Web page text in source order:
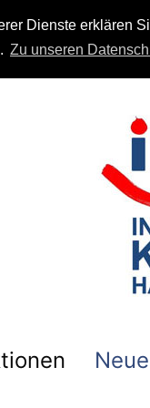
Dienste erklären
Zu unseren